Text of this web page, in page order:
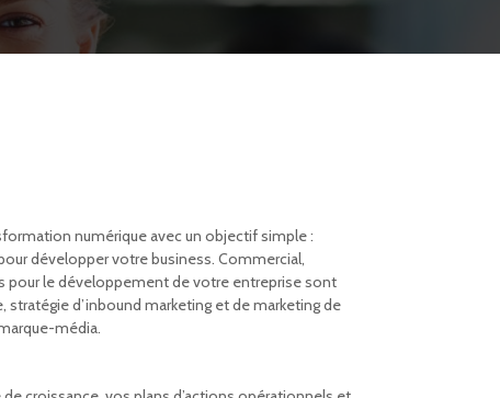
numérique avec un objectif simple :
développer votre business. Commercial,
le développement de votre entreprise sont
d’inbound marketing et de marketing de
média.